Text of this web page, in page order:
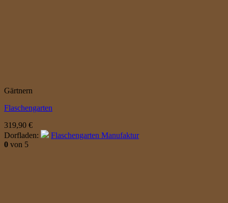
Gärtnern
Flaschengarten
319,90 €
Dorfladen:
Flaschengarten Manufaktur
0 von 5